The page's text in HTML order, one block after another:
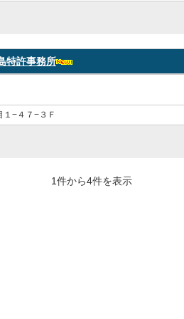
特許事務所
−４７−３Ｆ
1件から4件を表示